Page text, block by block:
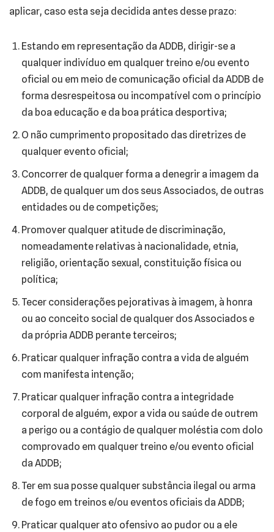
aplicar, caso esta seja decidida antes desse prazo:
Estando em representação da ADDB, dirigir-se a
qualquer indivíduo em qualquer treino e/ou evento
oficial ou em meio de comunicação oficial da ADDB de
forma desrespeitosa ou incompatível com o princípio
da boa educação e da boa prática desportiva;
O não cumprimento propositado das diretrizes de
qualquer evento oficial;
Concorrer de qualquer forma a denegrir a imagem da
ADDB, de qualquer um dos seus Associados, de outras
entidades ou de competições;
Promover qualquer atitude de discriminação,
nomeadamente relativas à nacionalidade, etnia,
religião, orientação sexual, constituição física ou
política;
Tecer considerações pejorativas à imagem, à honra
ou ao conceito social de qualquer dos Associados e
da própria ADDB perante terceiros;
Praticar qualquer infração contra a vida de alguém
com manifesta intenção;
Praticar qualquer infração contra a integridade
corporal de alguém, expor a vida ou saúde de outrem
a perigo ou a contágio de qualquer moléstia com dolo
comprovado em qualquer treino e/ou evento oficial
da ADDB;
Ter em sua posse qualquer substância ilegal ou arma
de fogo em treinos e/ou eventos oficiais da ADDB;
Praticar qualquer ato ofensivo ao pudor ou a ele